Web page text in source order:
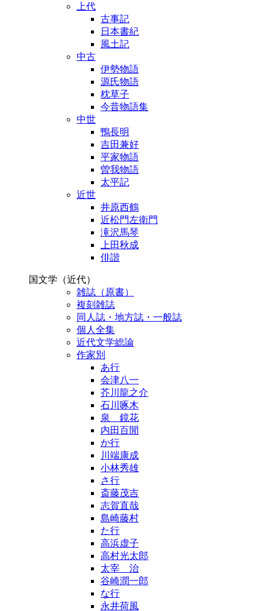
上代
古事記
日本書紀
風土記
中古
伊勢物語
源氏物語
枕草子
今昔物語集
中世
鴨長明
吉田兼好
平家物語
曽我物語
太平記
近世
井原西鶴
近松門左衛門
滝沢馬琴
上田秋成
俳諧
国文学（近代）
雑誌（原書）
複刻雑誌
同人誌・地方誌・一般誌
個人全集
近代文学総論
作家別
あ行
会津八一
芥川龍之介
石川啄木
泉 鏡花
内田百閒
か行
川端康成
小林秀雄
さ行
斎藤茂吉
志賀直哉
島崎藤村
た行
高浜虚子
高村光太郎
太宰 治
谷崎潤一郎
な行
永井荷風